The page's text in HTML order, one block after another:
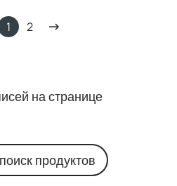
1 2
на странице
продуктов